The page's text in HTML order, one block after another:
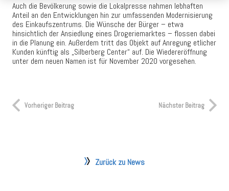
Auch die Bevölkerung sowie die Lokalpresse nahmen lebhaften
Anteil an den Entwicklungen hin zur umfassenden Modernisierung
des Einkaufszentrums. Die Wünsche der Bürger – etwa
hinsichtlich der Ansiedlung eines Drogeriemarktes – flossen dabei
in die Planung ein. Außerdem tritt das Objekt auf Anregung etlicher
Kunden künftig als „Silberberg Center“ auf. Die Wiedereröffnung
unter dem neuen Namen ist für November 2020 vorgesehen.
Vorheriger Beitrag Nächster Beitrag
Zurück zu News